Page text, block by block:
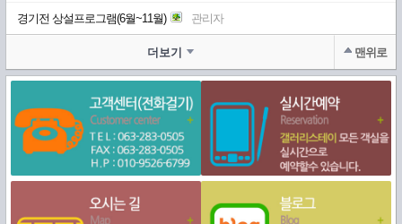
경기전 상설프로그램(6월~11월) 관리자
더보기 맨위로